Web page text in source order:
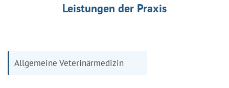
Leistungen der Praxis
Allgemeine Veterinärmedizin